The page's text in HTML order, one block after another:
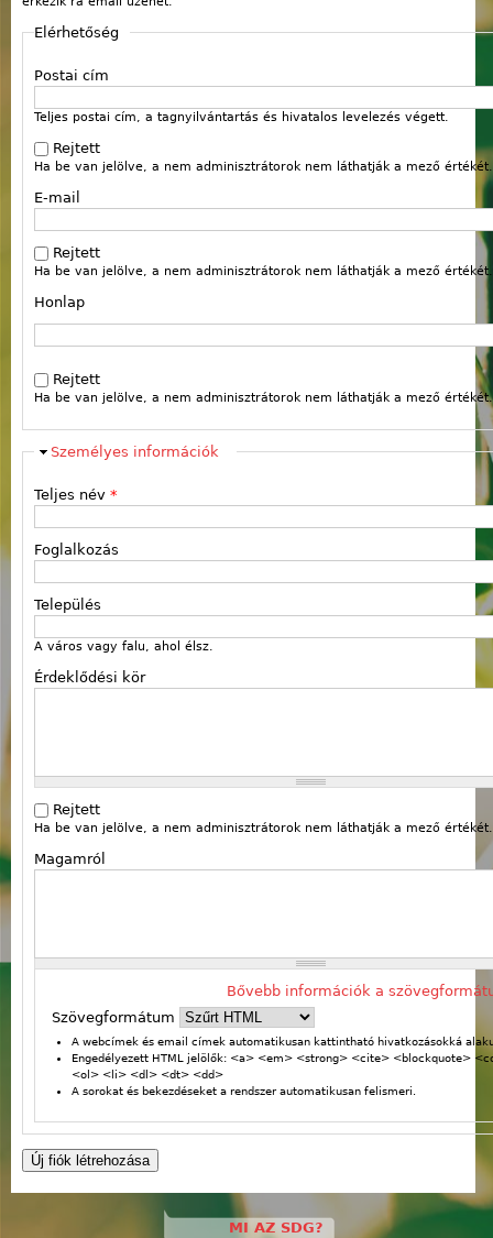
Elérhetőség
Postai cím
Teljes postai cím, a tagnyilvántartás és hivatalos levelezés végett.
Rejtett
Ha be van jelölve, a nem adminisztrátorok nem láthatják a mező értékét.
E-mail
Rejtett
Ha be van jelölve, a nem adminisztrátorok nem láthatják a mező értékét.
Honlap
Rejtett
Ha be van jelölve, a nem adminisztrátorok nem láthatják a mező értékét.
Elrejt
Személyes információk
Teljes név *
Foglalkozás
Település
A város vagy falu, ahol élsz.
Érdeklődési kör
Rejtett
Ha be van jelölve, a nem adminisztrátorok nem láthatják a mező értékét.
Magamról
Bővebb információk a
Szövegformátum
A webcímek és email címek automatikusan kattintható hivatkozásokká
Engedélyezett HTML jelölők: <a> <em> <strong> <cite> <blockquote>
<ol> <li> <dl> <dt> <dd>
A sorokat és bekezdéseket a rendszer automatikusan felismeri.
MI AZ SDG?